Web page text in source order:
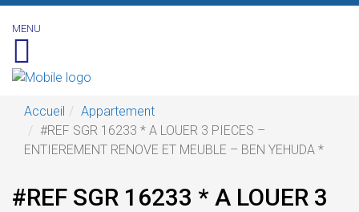
MENU
Accueil
Appartement
#REF SGR 16233 * A LOUER 3 PIECES –
ENTIEREMENT RENOVE ET MEUBLE – BEN YEHUDA *
#REF SGR 16233 * A LOUER 3